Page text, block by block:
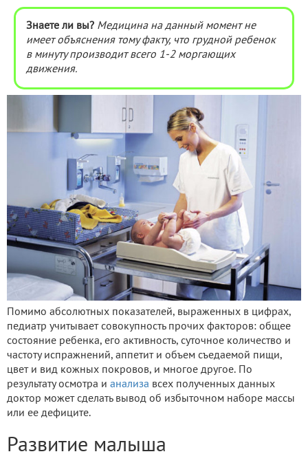
Знаете ли вы? Медицина на данный момент не
имеет объяснения тому факту, что грудной ребенок
в минуту производит всего 1-2 моргающих
движения.
Помимо абсолютных показателей, выраженных в цифрах,
педиатр учитывает совокупность прочих факторов: общее
состояние ребенка, его активность, суточное количество и
частоту испражнений, аппетит и объем съедаемой пищи,
цвет и вид кожных покровов, и многое другое. По
результату осмотра и анализа всех полученных данных
доктор может сделать вывод об избыточном наборе массы
или ее дефиците.
Развитие малыша